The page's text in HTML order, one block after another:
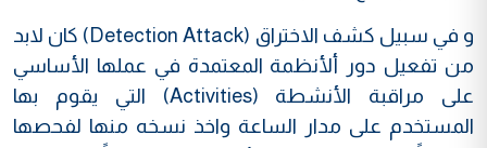
و في سبيل كشف الاختراق (Detection Attack) كان لابد
من تفعيل دور ألأنظمة المعتمدة في عملها الأساسي
على مراقبة الأنشطة (Activities) التي يقوم بها
المستخدم على مدار الساعة واخذ نسخه منها لفحصها